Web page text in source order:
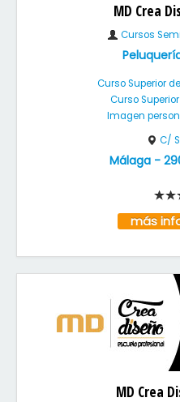
MD Crea
Cursos
Curso Superior
Curso
Imagen
C/
Málaga-
más
MD Crea